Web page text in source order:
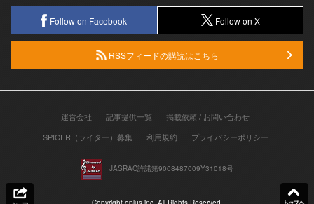
Follow on Facebook Follow on X
RSSフィードの購読はこちら
運営会社 記事提供一覧
掲載依頼 / お問い合わせ
SPICER（ライター）募集
利用規約 プライバシーポリシー
JASRAC許諾第9008487009Y31018号